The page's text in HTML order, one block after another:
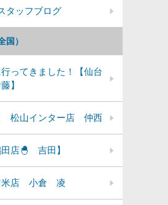
国）
ってきました！【仙台
】
松山インター店 仲西
店🐣 吉田】
米店 小倉 凌
タッフブログ